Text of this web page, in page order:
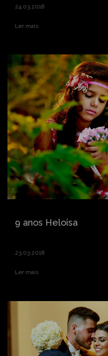
24.03.2018
Ler mais
9 anos Heloisa
23.03.2018
Ler mais